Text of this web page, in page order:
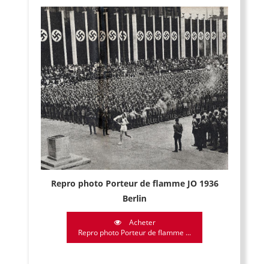
Repro photo Porteur de flamme JO 1936
Berlin
Acheter
Repro photo Porteur de flamme ...